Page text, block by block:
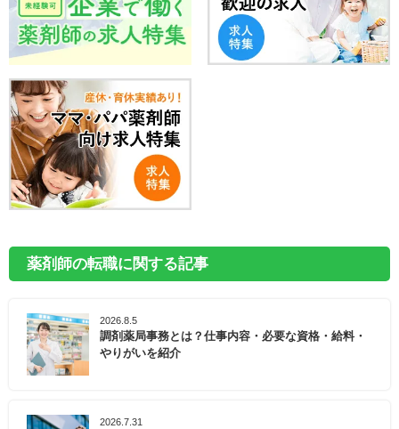
薬剤師の転職に関する記事
2026.8.5
調剤薬局事務とは？仕事内容・必要な資格・給料・
やりがいを紹介
2026.7.31